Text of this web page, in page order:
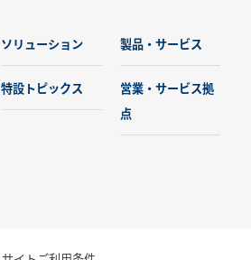
ソリューション 製品・サービス
特設トピックス
営業・サービス拠
点